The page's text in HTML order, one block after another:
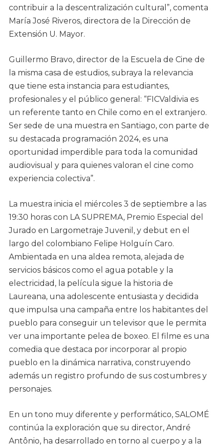
contribuir a la descentralización cultural”, comenta
María José Riveros, directora de la Dirección de
Extensión U. Mayor.
Guillermo Bravo, director de la Escuela de Cine de
la misma casa de estudios, subraya la relevancia
que tiene esta instancia para estudiantes,
profesionales y el público general: “FICValdivia es
un referente tanto en Chile como en el extranjero.
Ser sede de una muestra en Santiago, con parte de
su destacada programación 2024, es una
oportunidad imperdible para toda la comunidad
audiovisual y para quienes valoran el cine como
experiencia colectiva”.
La muestra inicia el miércoles 3 de septiembre a las
19:30 horas con LA SUPREMA, Premio Especial del
Jurado en Largometraje Juvenil, y debut en el
largo del colombiano Felipe Holguín Caro.
Ambientada en una aldea remota, alejada de
servicios básicos como el agua potable y la
electricidad, la película sigue la historia de
Laureana, una adolescente entusiasta y decidida
que impulsa una campaña entre los habitantes del
pueblo para conseguir un televisor que le permita
ver una importante pelea de boxeo. El filme es una
comedia que destaca por incorporar al propio
pueblo en la dinámica narrativa, construyendo
además un registro profundo de sus costumbres y
personajes.
En un tono muy diferente y performático, SALOMÉ
continúa la exploración que su director, André
Antônio, ha desarrollado en torno al cuerpo y a la